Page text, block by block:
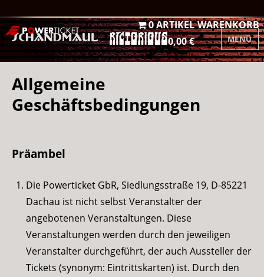
WARENKORB
0 ARTIKEL
0,00 €
MENÜ
Allgemeine
Geschäftsbedingungen
Präambel
Die Powerticket GbR, Siedlungsstraße 19, D-85221
Dachau ist nicht selbst Veranstalter der
angebotenen Veranstaltungen. Diese
Veranstaltungen werden durch den jeweiligen
Veranstalter durchgeführt, der auch Aussteller der
Tickets (synonym: Eintrittskarten) ist. Durch den